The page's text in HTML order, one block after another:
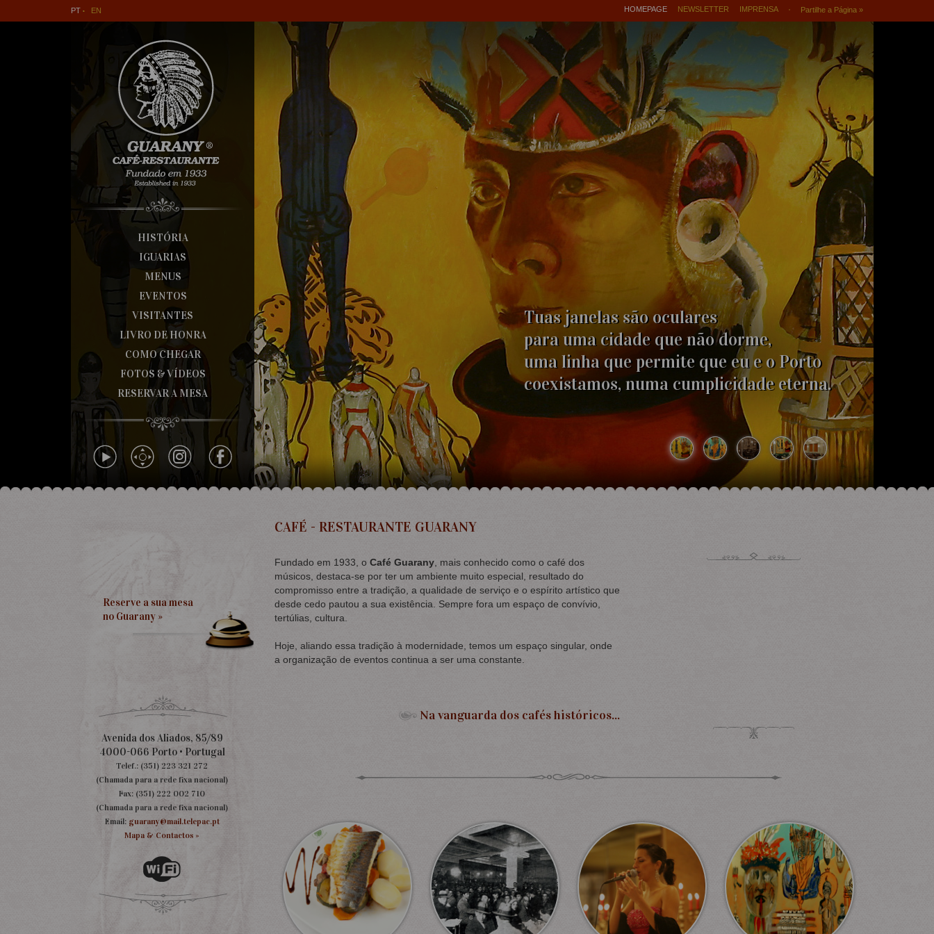
PT EN Partilhe a Página »
HOMEPAGE NEWSLETTER IMPRENSA
Que cores, que figuras, que tons mágicos...!
Quase mergulho nesse mundo de índios,
quase sou índia também!
HISTÓRIA
IGUARIAS
MENUS
EVENTOS
VISITANTES
LIVRO DE HONRA
COMO CHEGAR
FOTOS & VÍDEOS
RESERVAR A MESA
CAFÉ - RESTAURANTE GUARANY
Fundado em 1933, o Café Guarany, mais conhecido como o café dos
músicos, destaca-se por ter um ambiente muito especial, resultado do
compromisso entre a tradição, a qualidade de serviço e o espírito artístico que
desde cedo pautou a sua existência. Sempre fora um espaço de convívio,
tertúlias, cultura.
Hoje, aliando essa tradição à modernidade, temos um espaço singular, onde
a organização de eventos continua a ser uma constante.
Na vanguarda dos cafés históricos...
Reserve a sua mesa
no Guarany »
Avenida dos Aliados, 85/89
4000-066 Porto • Portugal
Telef.: (351) 223 321 272
(Chamada para a rede fixa nacional)
Fax: (351) 222 002 710
(Chamada para a rede fixa nacional)
Email: guarany@mail.telepac.pt
Mapa & Contactos »